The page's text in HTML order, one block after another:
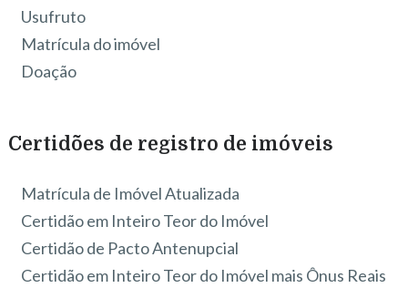
Usufruto
Matrícula do imóvel
Doação
Certidões de registro de imóveis
Matrícula de Imóvel Atualizada
Certidão em Inteiro Teor do Imóvel
Certidão de Pacto Antenupcial
Certidão em Inteiro Teor do Imóvel mais Ônus Reais